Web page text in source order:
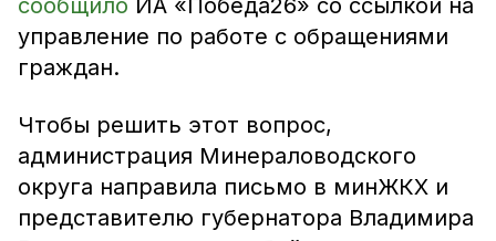
сообщило ИА «Победа26» со ссылкой на
управление по работе с обращениями
граждан.
Чтобы решить этот вопрос,
администрация Минераловодского
округа направила письмо в минЖКХ и
представителю губернатора Владимира